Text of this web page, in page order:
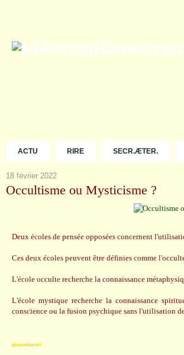
ACTU RIRE SECR.ÆTER.
18 février 2022
Occultisme ou Mysticisme ?
Deux écoles de pensée opposées concernent
Ces deux écoles peuvent être définies comme
L'école occulte recherche la connaissance
L'école mystique recherche la connaissance
conscience ou la fusion psychique sans l'utilisation
glsmandamus6